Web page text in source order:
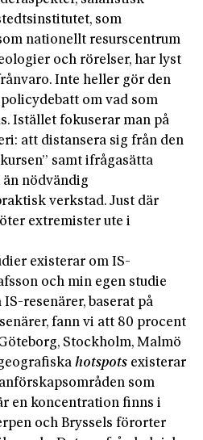
som
nationellt resurscentrum
och rörelser, har lyst
Inte heller gör den
om vad som
Istället fokuserar man på
att distansera sig från den
samt ifrågasätta
nödvändig
verkstad. Just där
extremister ute i
existerar om IS-
och min egen studie
resenärer, baserat på
fann vi att 80 procent
Stockholm, Malmö
hotspots existerar
som
en koncentration finns i
och Bryssels förorter